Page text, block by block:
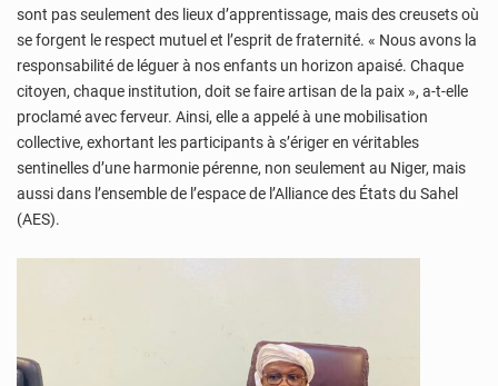
sont pas seulement des lieux d’apprentissage, mais des creusets où
se forgent le respect mutuel et l’esprit de fraternité. « Nous avons la
responsabilité de léguer à nos enfants un horizon apaisé. Chaque
citoyen, chaque institution, doit se faire artisan de la paix », a-t-elle
proclamé avec ferveur. Ainsi, elle a appelé à une mobilisation
collective, exhortant les participants à s’ériger en véritables
sentinelles d’une harmonie pérenne, non seulement au Niger, mais
aussi dans l’ensemble de l’espace de l’Alliance des États du Sahel
(AES).